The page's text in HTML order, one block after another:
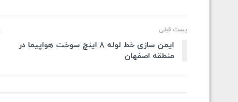
پست قبلی
ایمن سازی خط لوله ۸ اینچ سوخت هواپیما در
منطقه اصفهان